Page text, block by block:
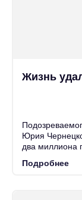
Юрия
два миллиона
Подробнее